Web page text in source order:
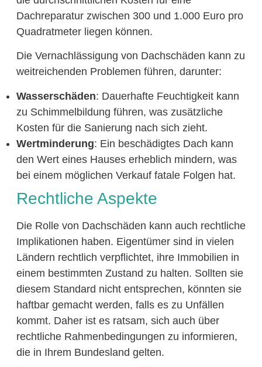
Dachreparatur zwischen 300 und 1.000 Euro pro
Quadratmeter liegen können.
Die Vernachlässigung von Dachschäden kann zu
weitreichenden Problemen führen, darunter:
Wasserschäden: Dauerhafte Feuchtigkeit kann
zu Schimmelbildung führen, was zusätzliche
Kosten für die Sanierung nach sich zieht.
Wertminderung: Ein beschädigtes Dach kann
den Wert eines Hauses erheblich mindern, was
bei einem möglichen Verkauf fatale Folgen hat.
Rechtliche Aspekte
Die Rolle von Dachschäden kann auch rechtliche
Implikationen haben. Eigentümer sind in vielen
Ländern rechtlich verpflichtet, ihre Immobilien in
einem bestimmten Zustand zu halten. Sollten sie
diesem Standard nicht entsprechen, könnten sie
haftbar gemacht werden, falls es zu Unfällen
kommt. Daher ist es ratsam, sich auch über
rechtliche Rahmenbedingungen zu informieren,
die in Ihrem Bundesland gelten.